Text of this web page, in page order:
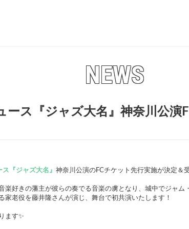
NEWS
ース『ジャズ大名』神奈川公演
『ジャズ大名』 神奈川公演のFCチケット先行実施が決定＆
好きの藩主が彼らの奏でる音楽の虜となり、城中でジャム
老役を藤井隆さんが演じ、舞台で初共演いたします！
ます✨